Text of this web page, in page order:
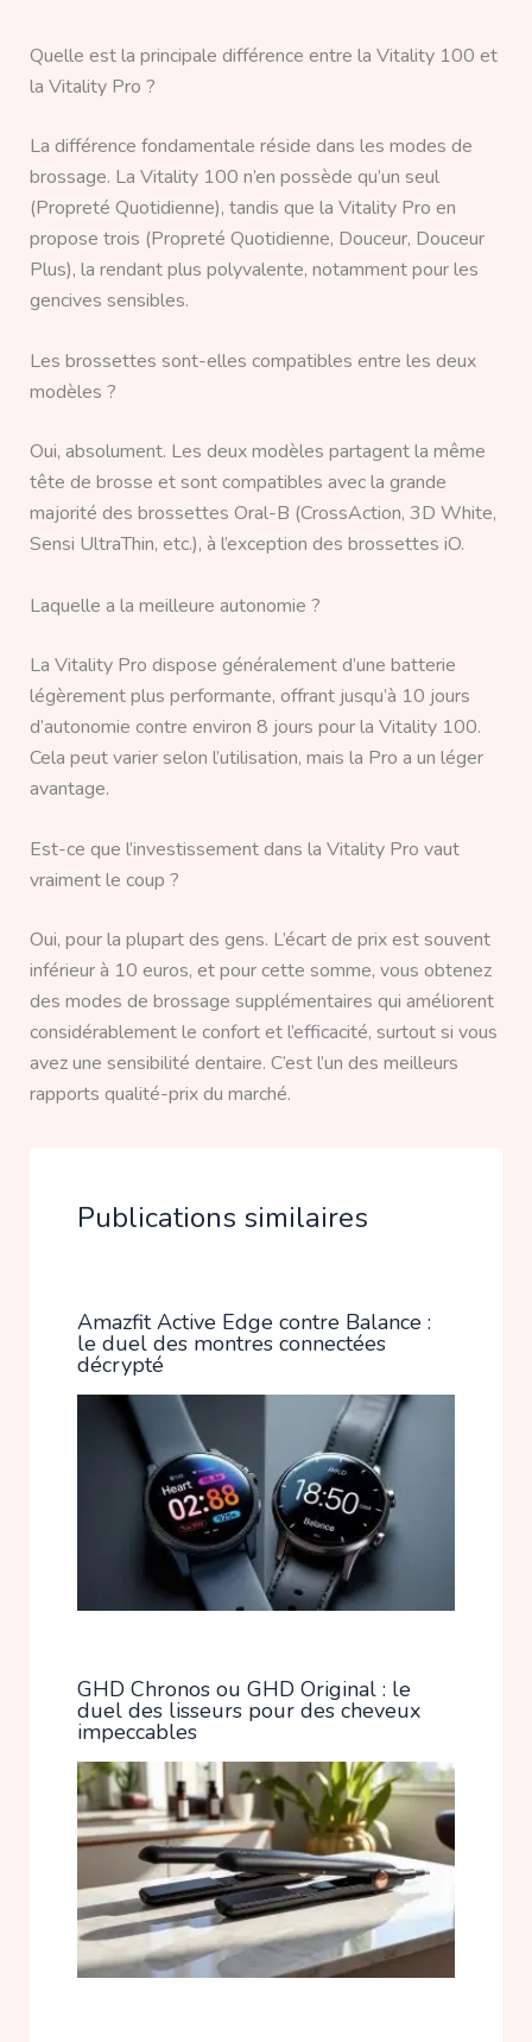
Quelle est la principale différence entre la Vitality 100 et
la Vitality Pro ?
La différence fondamentale réside dans les modes de
brossage. La Vitality 100 n’en possède qu’un seul
(Propreté Quotidienne), tandis que la Vitality Pro en
propose trois (Propreté Quotidienne, Douceur, Douceur
Plus), la rendant plus polyvalente, notamment pour les
gencives sensibles.
Les brossettes sont-elles compatibles entre les deux
modèles ?
Oui, absolument. Les deux modèles partagent la même
tête de brosse et sont compatibles avec la grande
majorité des brossettes Oral-B (CrossAction, 3D White,
Sensi UltraThin, etc.), à l’exception des brossettes iO.
Laquelle a la meilleure autonomie ?
La Vitality Pro dispose généralement d’une batterie
légèrement plus performante, offrant jusqu’à 10 jours
d’autonomie contre environ 8 jours pour la Vitality 100.
Cela peut varier selon l’utilisation, mais la Pro a un léger
avantage.
Est-ce que l’investissement dans la Vitality Pro vaut
vraiment le coup ?
Oui, pour la plupart des gens. L’écart de prix est souvent
inférieur à 10 euros, et pour cette somme, vous obtenez
des modes de brossage supplémentaires qui améliorent
considérablement le confort et l’efficacité, surtout si vous
avez une sensibilité dentaire. C’est l’un des meilleurs
rapports qualité-prix du marché.
Publications similaires
Amazfit Active Edge contre Balance :
le duel des montres connectées
décrypté
GHD Chronos ou GHD Original : le
duel des lisseurs pour des cheveux
impeccables